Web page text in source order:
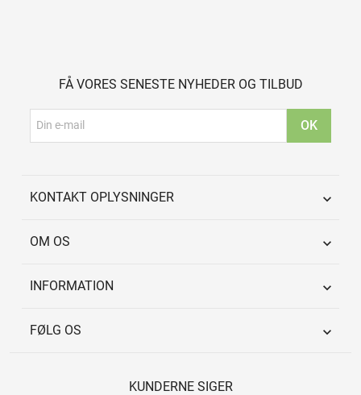
FÅ VORES SENESTE NYHEDER OG TILBUD
KONTAKT OPLYSNINGER 
OM OS 
INFORMATION 
FØLG OS 
KUNDERNE SIGER